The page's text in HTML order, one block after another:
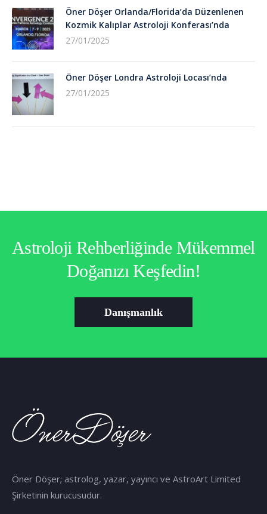
Öner Döşer Orlanda/Florida’da Düzenlenen
Kozmik Kalıplar Astroloji Konferası’nda
27/01/2025
Öner Döşer Londra Astroloji Locası’nda
27/01/2025
Astroloji Rehberliğinde Mükemmel
Doğanızı Keşfedin!
Danışmanlık
Öner Döşer; astrolog, yazar, yayıncı ve AstroArt Limited
Şirketinin kurucusudur.